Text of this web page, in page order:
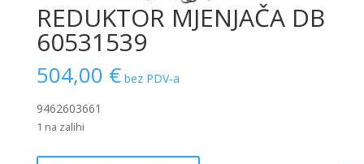
REDUKTOR MJENJAČA DB
60531539
504,00 € bez PDV-a
9462603661
1 na zalihi